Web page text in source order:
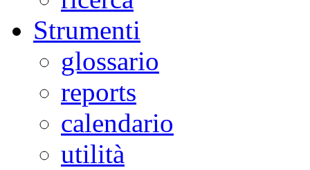
Strumenti
glossario
reports
calendario
utilità